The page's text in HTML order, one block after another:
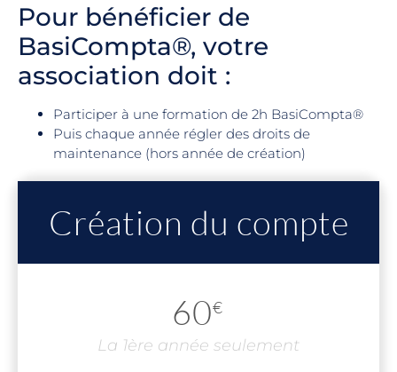
Pour bénéficier de
BasiCompta®, votre
association doit :
Participer à une formation de 2h BasiCompta®
Puis chaque année régler des droits de
maintenance (hors année de création)
Création du compte
60€
La 1ère année seulement